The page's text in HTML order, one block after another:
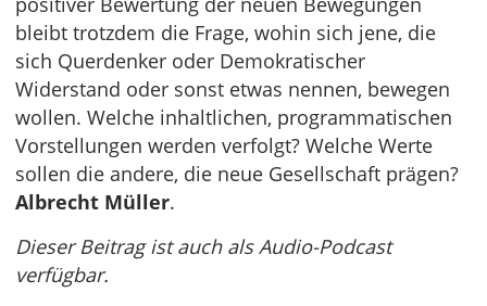
bleibt trotzdem die Frage, wohin sich jene, die
sich Querdenker oder Demokratischer
Widerstand oder sonst etwas nennen, bewegen
wollen. Welche inhaltlichen, programmatischen
Vorstellungen werden verfolgt? Welche Werte
sollen die andere, die neue Gesellschaft prägen?
Albrecht Müller.
Dieser Beitrag ist auch als Audio-Podcast
verfügbar.